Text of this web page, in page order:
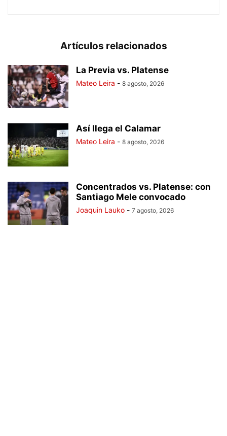
Artículos relacionados
La Previa vs. Platense
Mateo Leira - 8 agosto, 2026
Así llega el Calamar
Mateo Leira - 8 agosto, 2026
Concentrados vs. Platense: con
Santiago Mele convocado
Joaquin Lauko - 7 agosto, 2026